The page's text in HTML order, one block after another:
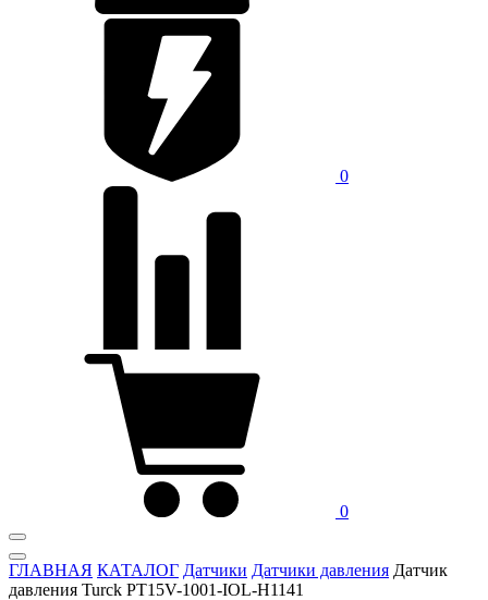
0
0
ГЛАВНАЯ КАТАЛОГ Датчики Датчики давления Датчик
давления Turck PT15V-1001-IOL-H1141